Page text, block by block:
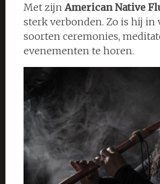
Met zijn American Native
sterk verbonden. Zo is hij in
soorten ceremonies,
evenementen te horen.